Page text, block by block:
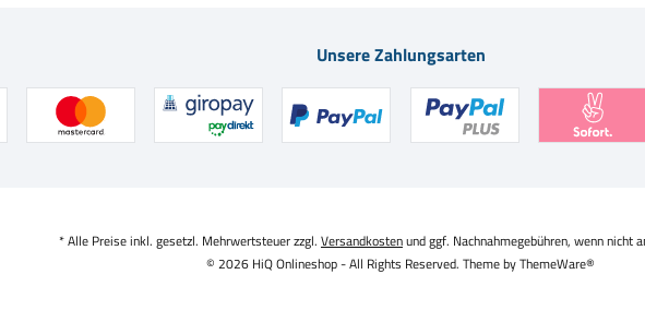
Unsere Zahlungsarten
* Alle Preise inkl. gesetzl. Mehrwertsteuer zzgl. Versandkostenund ggf. Nachnahmegebühren, wenn nicht
© 2026 HiQ Onlineshop - All Rights Reserved. Theme byThemeWare®